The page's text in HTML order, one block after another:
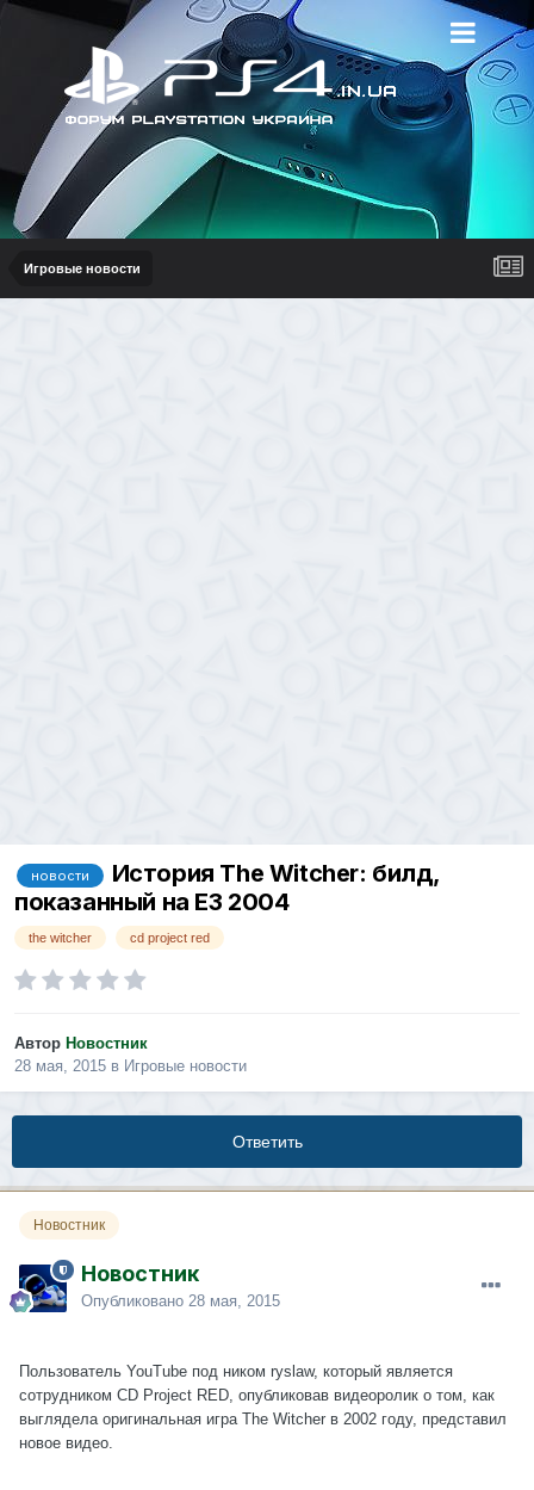
Игровые новости
новости
История The Witcher: билд,
показанный на E3 2004
the witcher cd project red
Автор Новостник
28 мая, 2015 в Игровые новости
Ответить
Новостник
Новостник
Опубликовано 28 мая, 2015
Пользователь YouTube под ником ryslaw, который является
сотрудником CD Project RED, опубликовав видеоролик о том, как
выглядела оригинальная игра The Witcher в 2002 году, представил
новое видео.